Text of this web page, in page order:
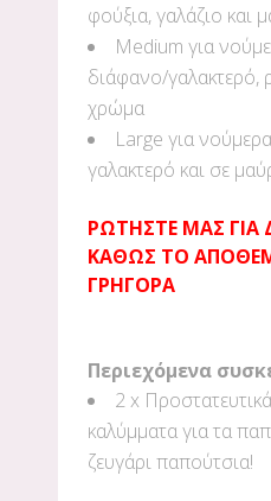
φούξια, γαλάζιο και
Medium για
διάφανο/γαλακτερό,
χρώμα
Large για
γαλακτερό και σε
ΡΩΤΗΣΤΕ ΜΑΣ ΓΙΑ
ΚΑΘΩΣ ΤΟ
ΓΡΗΓΟΡΑ
Περιεχόμενα
2 x
καλύμματα για τα
ζευγάρι παπούτσια!